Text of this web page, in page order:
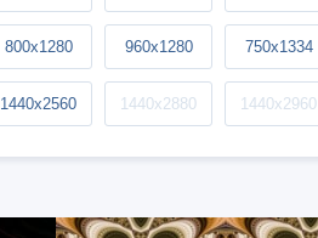
800x1280 960x1280 750x1334
1440x2560 1440x2880 1440x2960